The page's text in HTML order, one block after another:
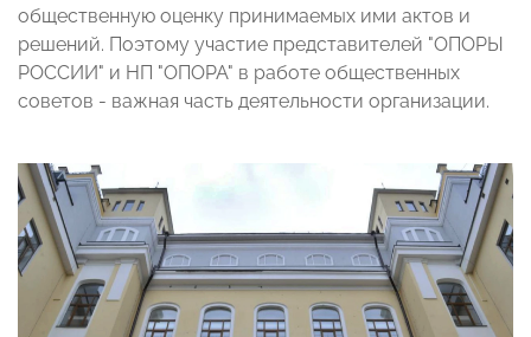
общественную оценку принимаемых ими актов и
решений. Поэтому участие представителей "ОПОРЫ
РОССИИ" и НП "ОПОРА" в работе общественных
советов - важная часть деятельности организации.